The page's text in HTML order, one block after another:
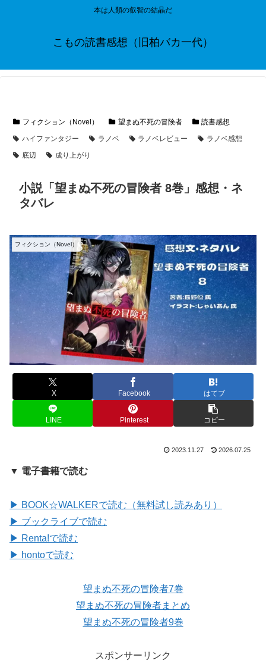
本は人類の叡智の結晶だ
こもの読書感想（旧柏バカ一代）
フィクション（Novel） 望まぬ不死の冒険者
読書感想
ハイファンタジー
ラノベ ラノベレビュー
ラノベ感想
底辺
成り上がり
小説「望まぬ不死の冒険者 8巻」感想・ネ
タバレ
フィクション（Novel）
X Facebook はてブ
LINE Pinterest コピー
2023.11.27 2026.07.25
▼ 電子書籍で読む
▶ BOOK☆WALKERで読む（無料試し読みあり）
▶ ブックライブで読む
▶ Renta!で読む
▶ hontoで読む
望まぬ不死の冒険者7巻
望まぬ不死の冒険者まとめ
望まぬ不死の冒険者9巻
スポンサーリンク